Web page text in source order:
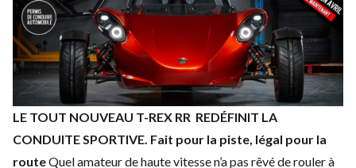
LE TOUT NOUVEAU T-REX RR REDÉFINIT LA
CONDUITE SPORTIVE. Fait pour la piste, légal pour la
routeQuel amateur de haute vitesse n’a pas rêvé de rouler à